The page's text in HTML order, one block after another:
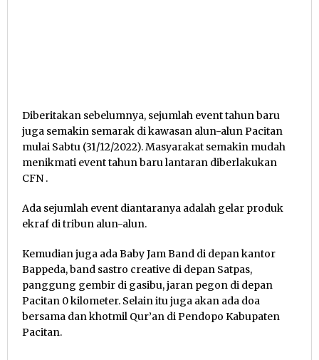
Diberitakan sebelumnya, sejumlah event tahun baru
juga semakin semarak di kawasan alun-alun Pacitan
mulai Sabtu (31/12/2022). Masyarakat semakin mudah
menikmati event tahun baru lantaran diberlakukan
CFN .
Ada sejumlah event diantaranya adalah gelar produk
ekraf di tribun alun-alun.
Kemudian juga ada Baby Jam Band di depan kantor
Bappeda, band sastro creative di depan Satpas,
panggung gembir di gasibu, jaran pegon di depan
Pacitan 0 kilometer. Selain itu juga akan ada doa
bersama dan khotmil Qur’an di Pendopo Kabupaten
Pacitan.